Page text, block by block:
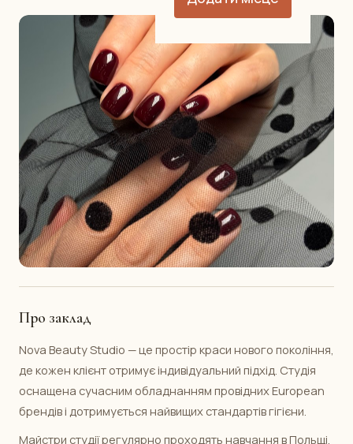
Про заклад
Nova Beauty Studio — це простір краси нового покоління,
де кожен клієнт отримує індивідуальний підхід. Студія
оснащена сучасним обладнанням провідних European
брендів і дотримується найвищих стандартів гігієни.
Майстри студії регулярно проходять навчання в Польщі,